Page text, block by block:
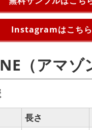
Instagramはこちら
（アマゾ
長さ